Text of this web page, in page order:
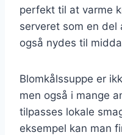
perfekt til at varme
serveret som en del
også nydes til
Blomkålssuppe er
men også i mange
tilpasses lokale
eksempel kan man